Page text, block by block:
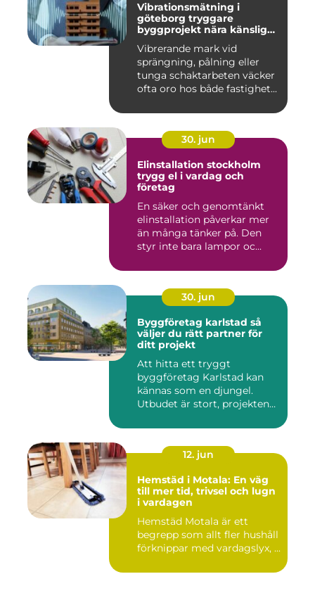
Vibrationsmätning i
göteborg tryggare
byggprojekt nära känsliga
Vibrerande mark vid
sprängning, pålning eller
tunga schaktarbeten väcker
ofta oro hos både fastighet...
30. jun
Elinstallation stockholm
trygg el i vardag och
företag
En säker och genomtänkt
elinstallation påverkar mer
än många tänker på. Den
styr inte bara lampor oc...
30. jun
Byggföretag karlstad så
väljer du rätt partner för
ditt projekt
Att hitta ett tryggt
byggföretag Karlstad kan
kännas som en djungel.
Utbudet är stort, projekten
12. jun
Hemstäd i Motala: En väg
till mer tid, trivsel och lugn
i vardagen
Hemstäd Motala är ett
begrepp som allt fler hushåll
förknippar med vardagslyx, ...